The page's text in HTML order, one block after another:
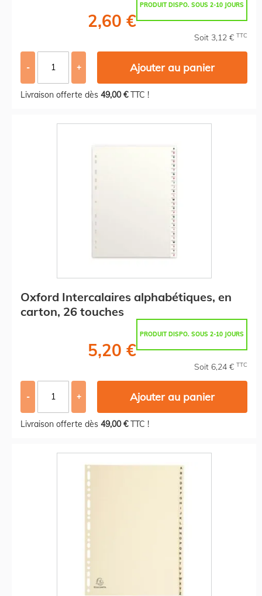
PRODUIT DISPO. SOUS 2-10 JOURS
2,60 €
Soit 3,12 € TTC
- + Ajouter au panier
Livraison offerte dès 49,00 €TTC !
Oxford Intercalaires alphabétiques, en
carton, 26 touches
PRODUIT DISPO. SOUS 2-10 JOURS
5,20 €
Soit 6,24 € TTC
- + Ajouter au panier
Livraison offerte dès 49,00 €TTC !